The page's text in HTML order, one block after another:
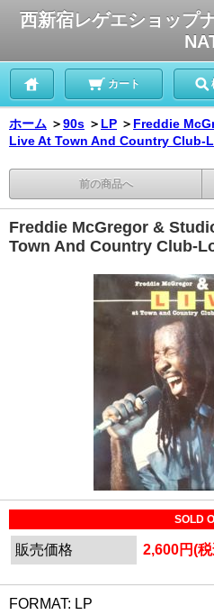
西新宿レゲエショップ
カート
ホーム ＞90s ＞ LP ＞ Freddie
Live At Town And Country Club-
前の商品へ
Freddie McGregor &
Town And Country Club-
SOLD
販売価格 2,600円(
FORMAT: LP